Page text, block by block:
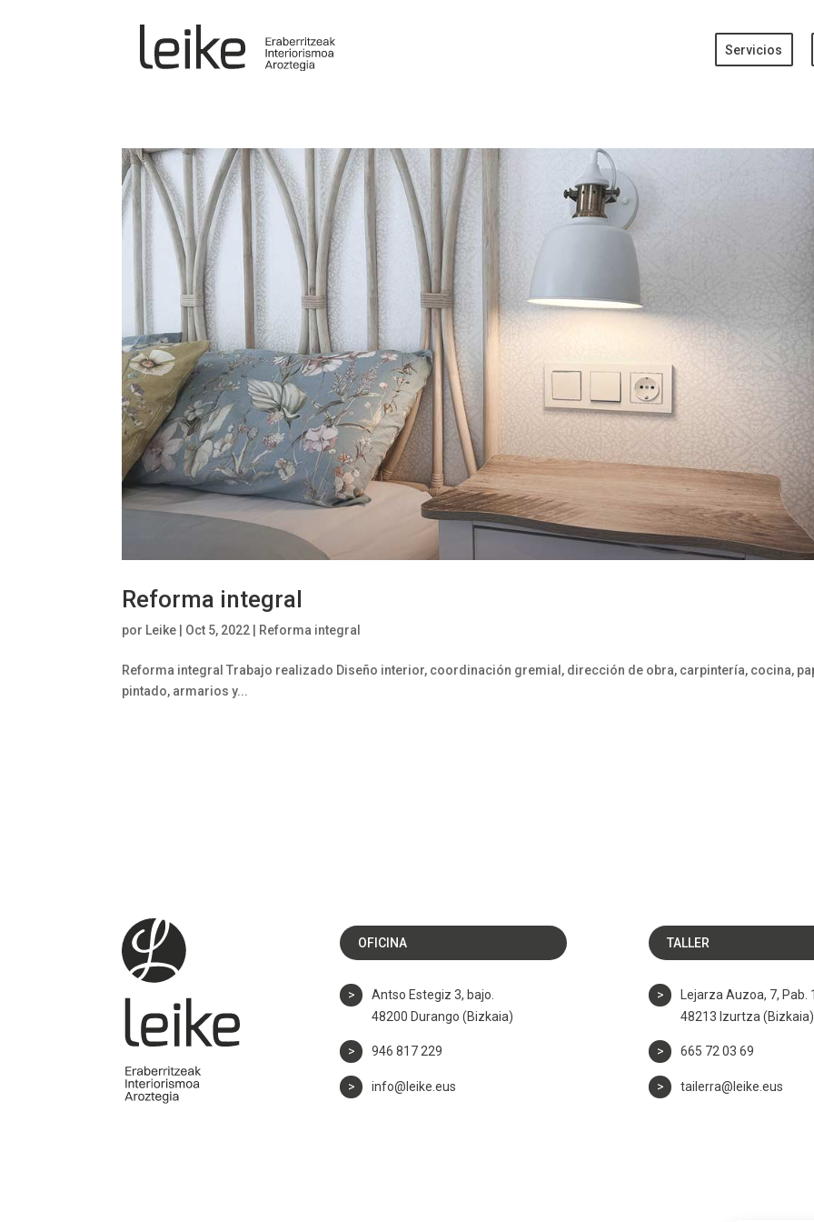
Servicios
Reforma integral
por Leike Oct 5, 2022 Reforma integral
Reforma integral Trabajo realizado Diseño interior, coordinación gremial, dirección de obra, carpintería, cocina,
pintado, armarios y...
OFICINA
Antso Estegiz 3, bajo.
48200 Durango (Bizkaia)
946 817 229
info@leike.eus
TALLER
Lejarza Auzoa, 7, Pab.
48213 Izurtza (Bizkaia)
665 72 03 69
tailerra@leike.eus